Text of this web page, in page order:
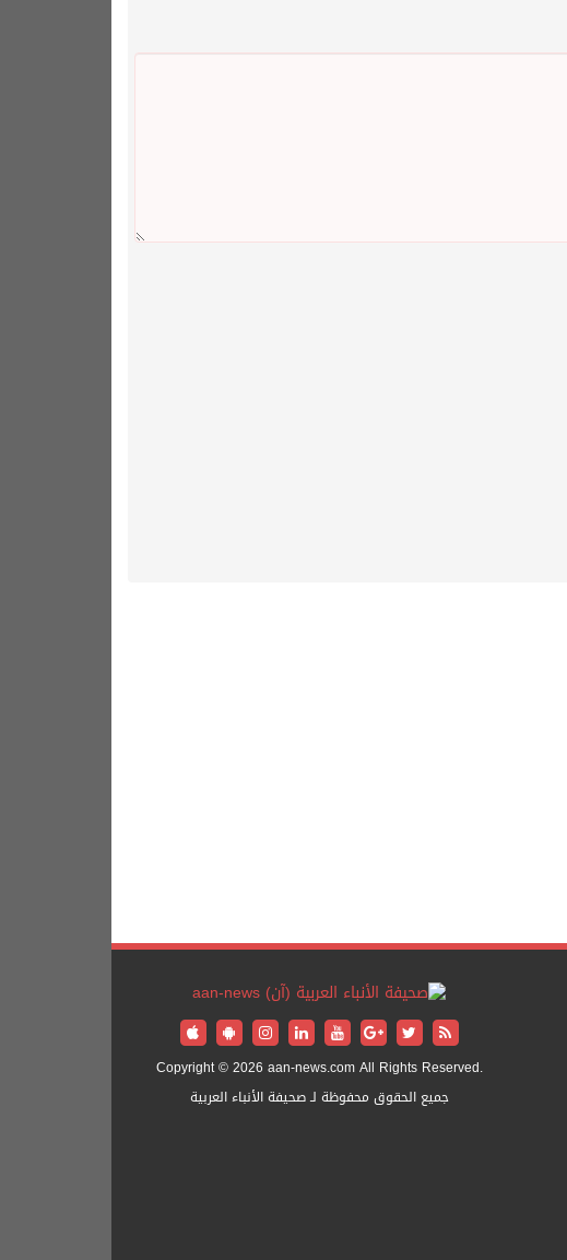
Copyright © 2026 aan-news.com All Rights Reserved.
جميع الحقوق محفوظة لـ صحيفة الأنباء العربية